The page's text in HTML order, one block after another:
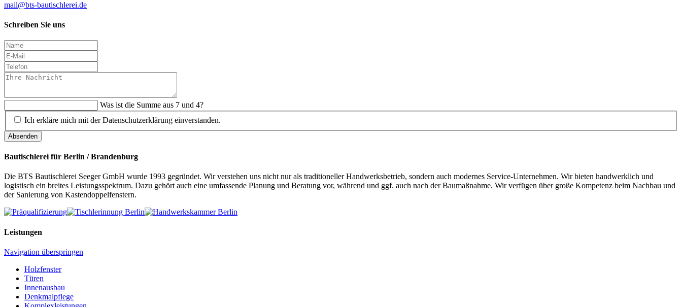
mail@bts-bautischlerei.de
Schreiben Sie uns
Was ist die Summe aus 7 und 4?
Ich erkläre mich mit der Datenschutzerklärung einverstanden.
Absenden
Bautischlerei für Berlin / Brandenburg
Die BTS Bautischlerei Seeger GmbH wurde 1993 gegründet. Wir verstehen uns nicht nur als traditioneller Handwerksbetrieb, sondern auch modernes Service-Unternehmen. Wir bieten handwerklich und
logistisch ein breites Leistungsspektrum. Dazu gehört auch eine umfassende Planung und Beratung vor, während und ggf. auch nach der Baumaßnahme. Wir verfügen über große Kompetenz beim Nachbau und
der Sanierung von Kastendoppelfenstern.
Leistungen
Navigation überspringen
Holzfenster
Türen
Innenausbau
Denkmalpflege